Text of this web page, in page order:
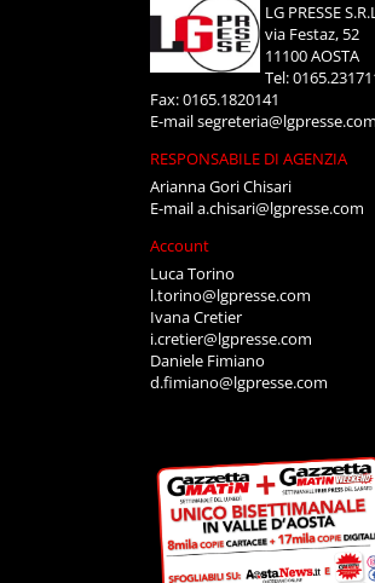
LG PRESSE
via Festaz, 52
11100 AOSTA
Tel:
Fax: 0165.1820141
E-mailsegreteria@lgpresse.com
RESPONSABILE DI AGENZIA
Arianna Gori Chisari
E-maila.chisari@lgpresse.com
Account
Luca Torino
l.torino@lgpresse.com
Ivana Cretier
i.cretier@lgpresse.com
Daniele Fimiano
d.fimiano@lgpresse.com